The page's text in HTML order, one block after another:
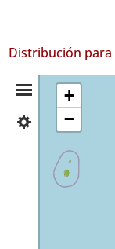
Distribución para
Resumen
Distribución
Flores
✓
Corvo
+
−